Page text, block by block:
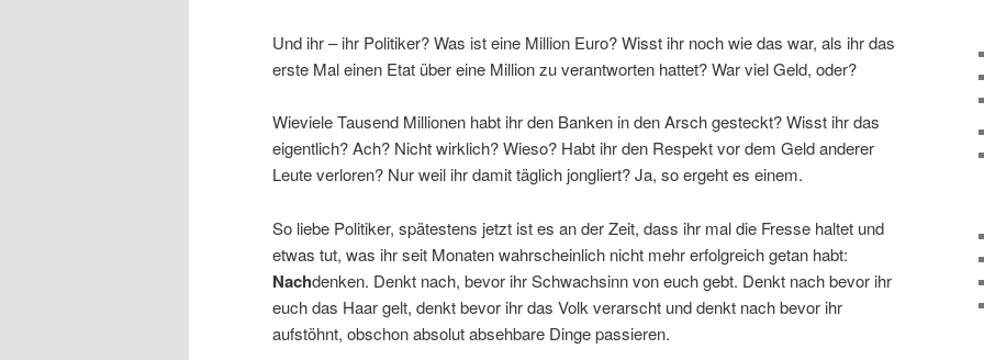
Und ihr – ihr Politiker? Was ist eine Million Euro? Wisst ihr noch wie das war, als ihr das
erste Mal einen Etat über eine Million zu verantworten hattet? War viel Geld, oder?
Wieviele Tausend Millionen habt ihr den Banken in den Arsch gesteckt? Wisst ihr das
eigentlich? Ach? Nicht wirklich? Wieso? Habt ihr den Respekt vor dem Geld anderer
Leute verloren? Nur weil ihr damit täglich jongliert? Ja, so ergeht es einem.
So liebe Politiker, spätestens jetzt ist es an der Zeit, dass ihr mal die Fresse haltet und
etwas tut, was ihr seit Monaten wahrscheinlich nicht mehr erfolgreich getan habt:
Nachdenken. Denkt nach, bevor ihr Schwachsinn von euch gebt. Denkt nach bevor ihr
euch das Haar gelt, denkt bevor ihr das Volk verarscht und denkt nach bevor ihr
aufstöhnt, obschon absolut absehbare Dinge passieren.